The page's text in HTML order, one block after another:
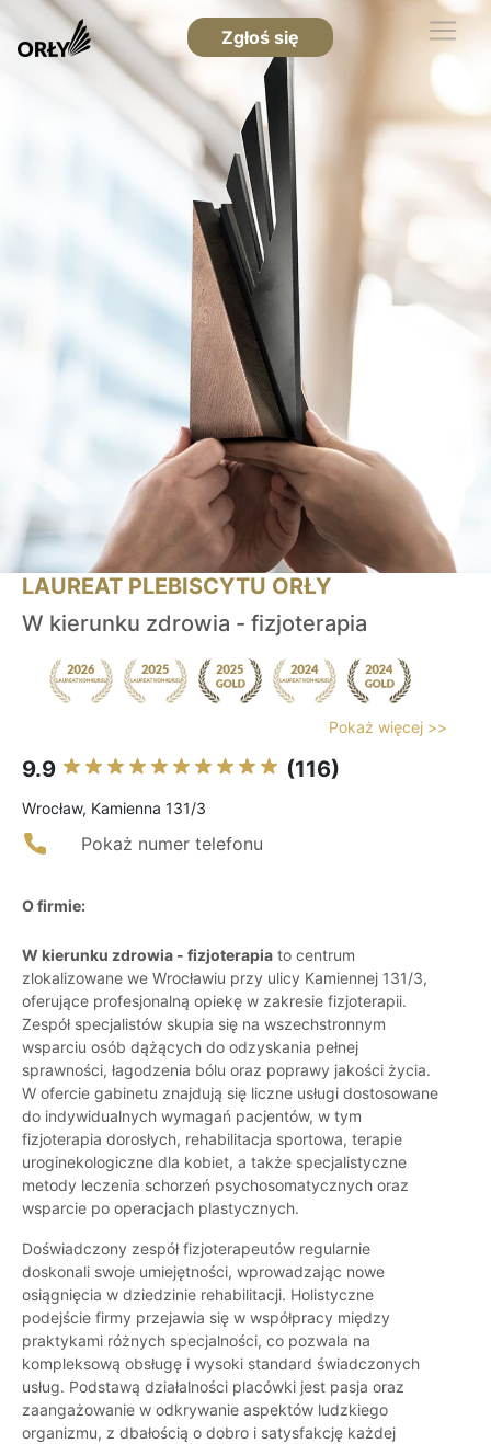
Zgłoś się
LAUREAT PLEBISCYTU ORŁY
W kierunku zdrowia - fizjoterapia
Pokaż więcej >>
9.9 (116)
Wrocław, Kamienna 131/3
Pokaż numer telefonu
O firmie:
W kierunku zdrowia - fizjoterapia to centrum
zlokalizowane we Wrocławiu przy ulicy Kamiennej 131/3,
oferujące profesjonalną opiekę w zakresie fizjoterapii.
Zespół specjalistów skupia się na wszechstronnym
wsparciu osób dążących do odzyskania pełnej
sprawności, łagodzenia bólu oraz poprawy jakości życia.
W ofercie gabinetu znajdują się liczne usługi dostosowane
do indywidualnych wymagań pacjentów, w tym
fizjoterapia dorosłych, rehabilitacja sportowa, terapie
uroginekologiczne dla kobiet, a także specjalistyczne
metody leczenia schorzeń psychosomatycznych oraz
wsparcie po operacjach plastycznych.
Doświadczony zespół fizjoterapeutów regularnie
doskonali swoje umiejętności, wprowadzając nowe
osiągnięcia w dziedzinie rehabilitacji. Holistyczne
podejście firmy przejawia się w współpracy między
praktykami różnych specjalności, co pozwala na
kompleksową obsługę i wysoki standard świadczonych
usług. Podstawą działalności placówki jest pasja oraz
zaangażowanie w odkrywanie aspektów ludzkiego
organizmu, z dbałością o dobro i satysfakcję każdej